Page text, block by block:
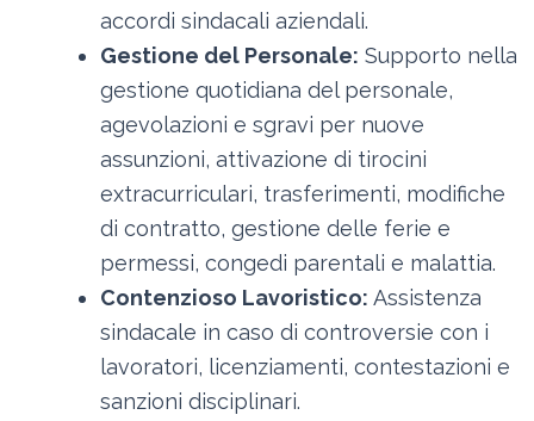
accordi sindacali aziendali.
Gestione del Personale: Supporto nella
gestione quotidiana del personale,
agevolazioni e sgravi per nuove
assunzioni, attivazione di tirocini
extracurriculari, trasferimenti, modifiche
di contratto, gestione delle ferie e
permessi, congedi parentali e malattia.
Contenzioso Lavoristico: Assistenza
sindacale in caso di controversie con i
lavoratori, licenziamenti, contestazioni e
sanzioni disciplinari.